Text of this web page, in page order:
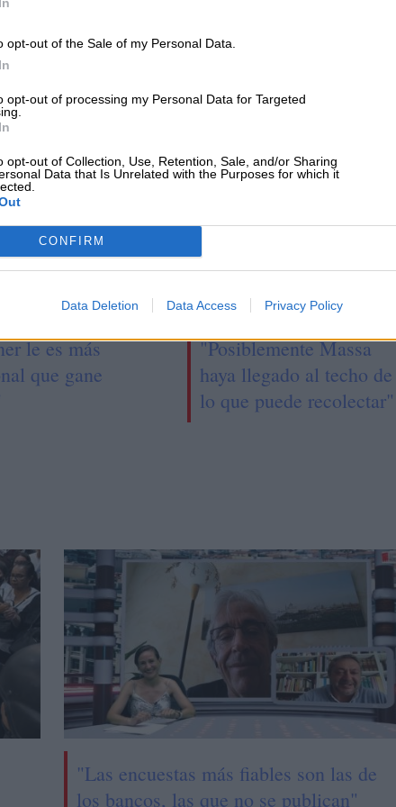
opt-out of the Sale of my Personal Data.
opt-out of processing my Personal Data for Targeted
opt-out of Collection, Use, Retention, Sale, and/or Sharing
Data that Is Unrelated with the Purposes for which it
CONFIRM
Data Deletion Data Access Privacy Policy
le es más
que gane
Carlos Agozino:
"Posiblemente Massa
haya llegado al techo de
lo que puede recolectar"
"Las encuestas más fiables son las de
los bancos, las que no se publican"